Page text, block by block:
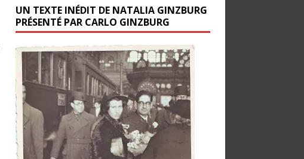
UN TEXTE INÉDIT DE NATALIA GINZBURG
PRÉSENTÉ PAR CARLO GINZBURG